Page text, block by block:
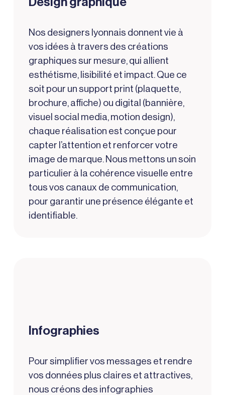
Nos designers lyonnais donnent vie à
vos idées à travers des créations
graphiques sur mesure, qui allient
esthétisme, lisibilité et impact. Que ce
soit pour un support print (plaquette,
brochure, affiche) ou digital (bannière,
visuel social media, motion design),
chaque réalisation est conçue pour
capter l’attention et renforcer votre
image de marque. Nous mettons un soin
particulier à la cohérence visuelle entre
tous vos canaux de communication,
pour garantir une présence élégante et
identifiable.
Infographies
Pour simplifier vos messages et rendre
vos données plus claires et attractives,
nous créons des infographies